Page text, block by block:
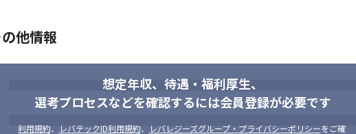
マネジメント・育成経験（レビュー・勉強会運営など）
を主体的に進めた経験
バーの成長や育成に喜びを感じられる方
フェーズの変化や挑戦を前向きに楽しめる方
コミュニケーションを大切にし、信頼関係を築ける方
他情報
想定年収、待遇・福利厚生、
選考プロセスなどを確認するには会員登録が必要です
利用規約、 レバテックID利用規約、 レバレジーズグループ・プライバシーポリシーをご確